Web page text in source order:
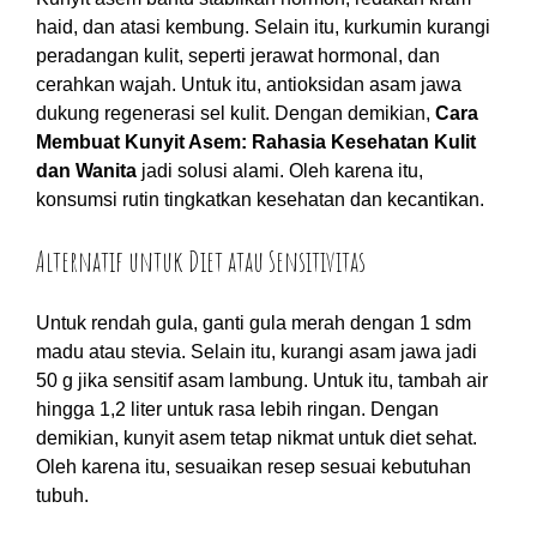
haid, dan atasi kembung. Selain itu, kurkumin kurangi
peradangan kulit, seperti jerawat hormonal, dan
cerahkan wajah. Untuk itu, antioksidan asam jawa
dukung regenerasi sel kulit. Dengan demikian, Cara
Membuat Kunyit Asem: Rahasia Kesehatan Kulit
dan Wanita jadi solusi alami. Oleh karena itu,
konsumsi rutin tingkatkan kesehatan dan kecantikan.
Alternatif untuk Diet atau Sensitivitas
Untuk rendah gula, ganti gula merah dengan 1 sdm
madu atau stevia. Selain itu, kurangi asam jawa jadi
50 g jika sensitif asam lambung. Untuk itu, tambah air
hingga 1,2 liter untuk rasa lebih ringan. Dengan
demikian, kunyit asem tetap nikmat untuk diet sehat.
Oleh karena itu, sesuaikan resep sesuai kebutuhan
tubuh.